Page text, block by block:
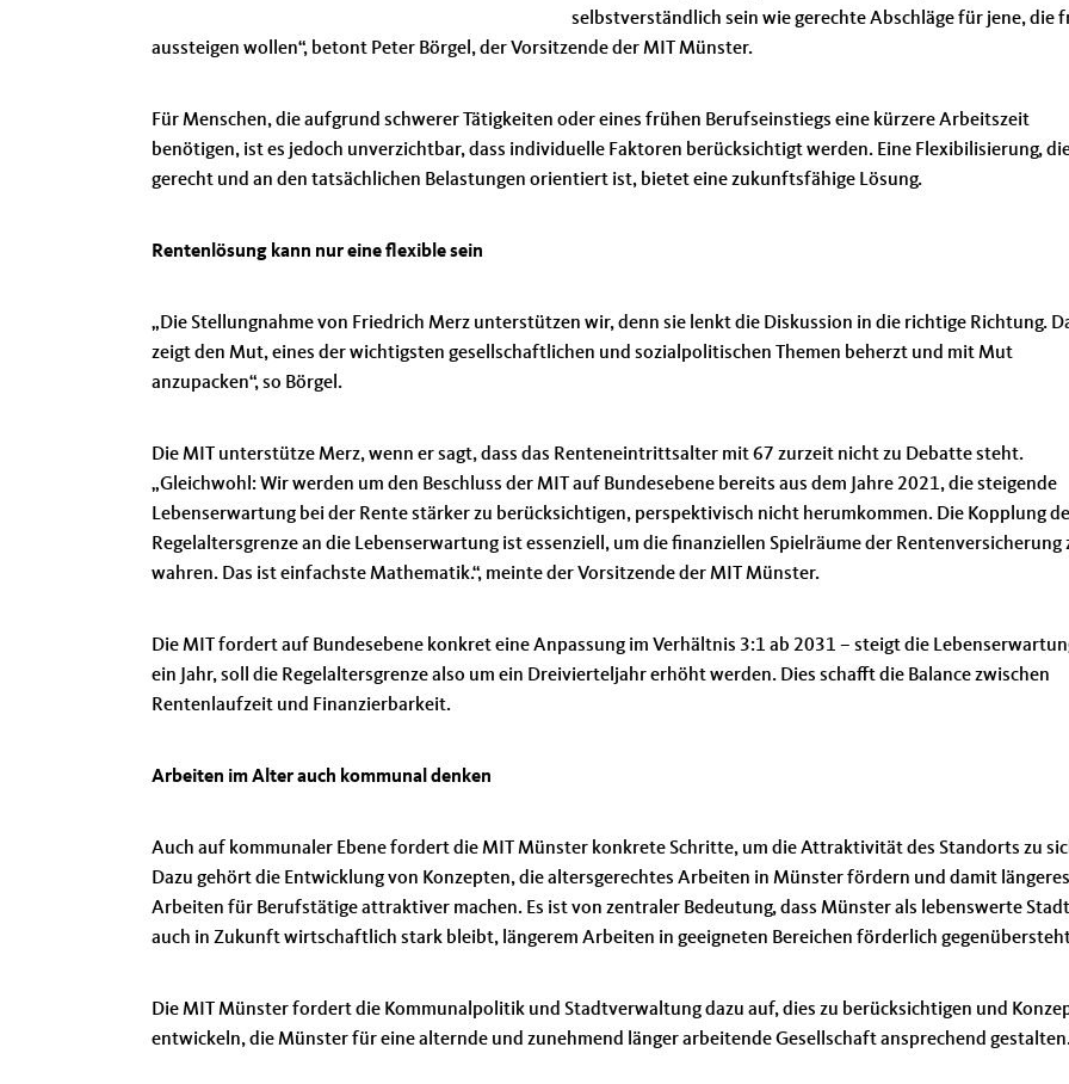
selbstverständlich sein wie gerechte Abschläge für jene, die
aussteigen wollen“, betont Peter Börgel, der Vorsitzende der MIT Münster.
Für Menschen, die aufgrund schwerer Tätigkeiten oder eines frühen Berufseinstiegs eine kürzere Arbeitszeit
benötigen, ist es jedoch unverzichtbar, dass individuelle Faktoren berücksichtigt werden. Eine Flexibilisierung,
gerecht und an den tatsächlichen Belastungen orientiert ist, bietet eine zukunftsfähige Lösung.
Rentenlösung kann nur eine flexible sein
Die Stellungnahme von Friedrich Merz unterstützen wir, denn sie lenkt die Diskussion in die richtige Richtung.
zeigt den Mut, eines der wichtigsten gesellschaftlichen und sozialpolitischen Themen beherzt und mit Mut
anzupacken“, so Börgel.
Die MIT unterstütze Merz, wenn er sagt, dass das Renteneintrittsalter mit 67 zurzeit nicht zu Debatte steht.
Gleichwohl: Wir werden um den Beschluss der MIT auf Bundesebene bereits aus dem Jahre 2021, die steigende
Lebenserwartung bei der Rente stärker zu berücksichtigen, perspektivisch nicht herumkommen. Die Kopplung
Regelaltersgrenze an die Lebenserwartung ist essenziell, um die finanziellen Spielräume der Rentenversicherung
wahren. Das ist einfachste Mathematik.“, meinte der Vorsitzende der MIT Münster.
Die MIT fordert auf Bundesebene konkret eine Anpassung im Verhältnis 3:1 ab 2031 – steigt die
ein Jahr, soll die Regelaltersgrenze also um ein Dreivierteljahr erhöht werden. Dies schafft die Balance zwischen
Rentenlaufzeit und Finanzierbarkeit.
Arbeiten im Alter auch kommunal denken
Auch auf kommunaler Ebene fordert die MIT Münster konkrete Schritte, um die Attraktivität des Standorts zu
Dazu gehört die Entwicklung von Konzepten, die altersgerechtes Arbeiten in Münster fördern und damit längeres
Arbeiten für Berufstätige attraktiver machen. Es ist von zentraler Bedeutung, dass Münster als lebenswerte
auch in Zukunft wirtschaftlich stark bleibt, längerem Arbeiten in geeigneten Bereichen förderlich
Die MIT Münster fordert die Kommunalpolitik und Stadtverwaltung dazu auf, dies zu berücksichtigen und
entwickeln, die Münster für eine alternde und zunehmend länger arbeitende Gesellschaft ansprechend